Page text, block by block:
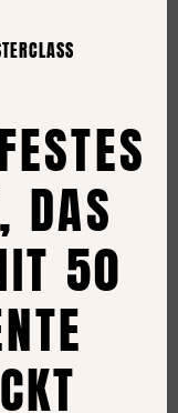
DAS
50